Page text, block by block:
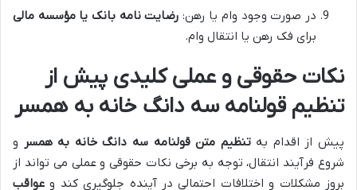
در صورت وجود وام یا رهن: رضایت نامه بانک یا مؤسسه مالی
برای فک رهن یا انتقال وام.
نکات حقوقی و عملی کلیدی پیش از
تنظیم قولنامه سه دانگ خانه به همسر
پیش از اقدام بهتنظیم متن قولنامه سه دانگ خانه به همسر و
شروع فرآیند انتقال، توجه به برخی نکات حقوقی و عملی می تواند از
بروز مشکلات و اختلافات احتمالی در آینده جلوگیری کند و عواقب